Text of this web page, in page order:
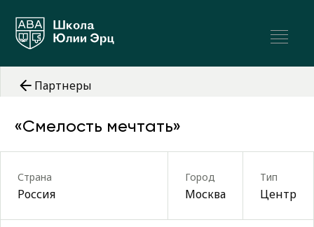
Партнеры
«Смелость мечтать»
Страна
Россия
Город
Москва
Тип
Центр